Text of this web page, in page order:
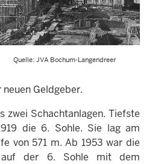
Quelle: JVA Bochum-Langendreer
Geldgeber.
zwei Schachtanlagen. Tiefste
die 6. Sohle. Sie lag am
von 571 m. Ab 1953 war die
auf der 6. Sohle mit dem